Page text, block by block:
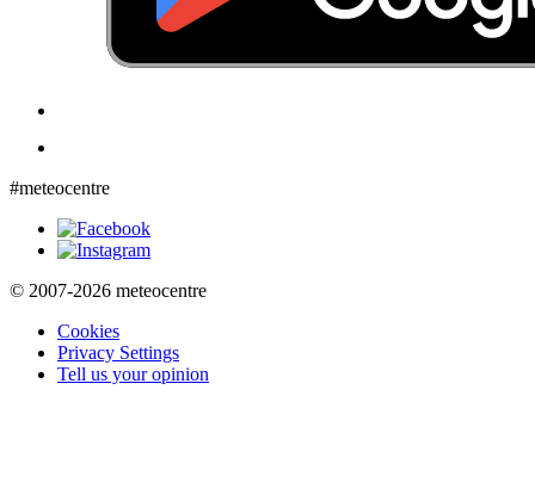
#meteocentre
© 2007-2026 meteocentre
Cookies
Privacy Settings
Tell us your opinion